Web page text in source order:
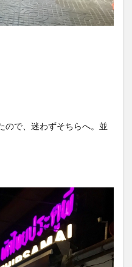
ので、迷わずそちらへ。並